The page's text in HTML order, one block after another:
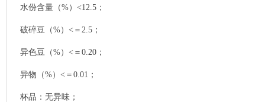
水份含量（%）<12.5；
破碎豆（%）<＝2.5；
异色豆（%）<＝0.20；
异物（%）<＝0.01；
杯品：无异味；